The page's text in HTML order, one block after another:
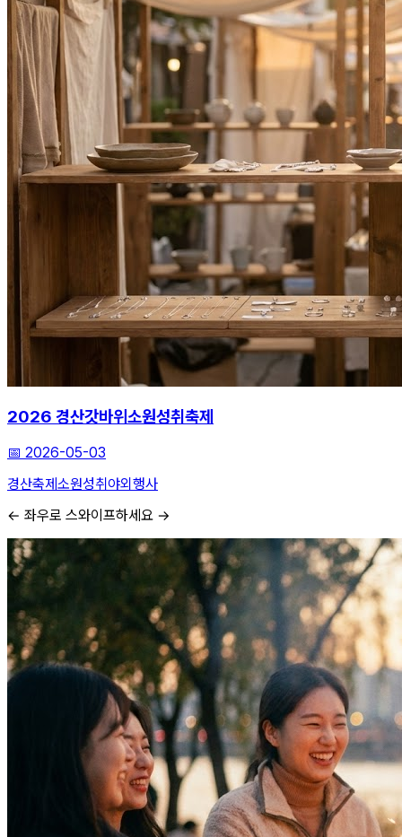
2026 경산갓바위소원성취축제
📅 2026-05-03
경산축제소원성취야외행사
← 좌우로 스와이프하세요 →